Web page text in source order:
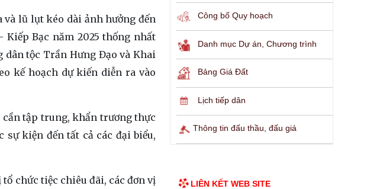
và lũ lụt kéo dài ảnh hưởng đến
Bạc năm 2025 thống nhất
dân tộc Trần Hưng Đạo và Khai
kế hoạch dự kiến diễn ra vào
cần tập trung, khẩn trương thực
kiện đến tất cả các đại biểu,
chức tiệc chiêu đãi, các đơn vị
Công bố Quy hoạch
Danh mục Dự án, Chương trình
Bảng Giá Đất
Lịch tiếp dân
Thông tin đấu thầu, đấu giá
LIÊN KẾT WEB SITE